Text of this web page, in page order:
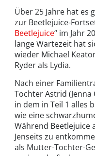
Über 25 Jahre hat es
zur Beetlejuice-
Beetlejuice“ im Jahr
lange Wartezeit hat
wieder Michael
Ryder als Lydia.
Nach einer
Tochter Astrid
in dem in Teil 1 alles
wie eine
Während Beetlejuice
Jenseits zu
als Mutter-Tochter-